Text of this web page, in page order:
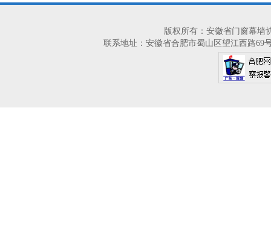
版权所有：安徽省门窗幕墙
联系地址：安徽省合肥市蜀山区望江西路69